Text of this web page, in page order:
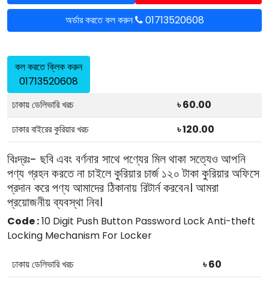
অর্ডার করতে কল করুন
01713520608
কল করতে ক্লিক করুন
01713520608
ঢাকায় ডেলিভারি খরচ
৳ 60.00
ঢাকার বাইরের কুরিয়ার খরচ
৳ 120.00
বিঃদ্রঃ- ছবি এবং বর্ণনার সাথে পণ্যের মিল থাকা সত্যেও আপনি
পণ্য গ্রহন করতে না চাইলে কুরিয়ার চার্জ ১২০ টাকা কুরিয়ার অফিসে
প্রদান করে পণ্য আমাদের ঠিকানায় রিটার্ন করবেন। আমরা
প্রয়োজনীয় ব্যবস্থা নিব।
Code :10 Digit Push Button Password Lock Anti-theft
Locking Mechanism For Locker
ঢাকায় ডেলিভারি খরচ
৳ 60